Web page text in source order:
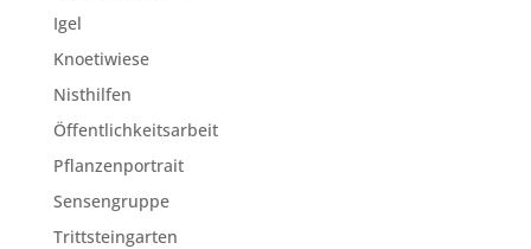
Igel
Knoetiwiese
Nisthilfen
Öffentlichkeitsarbeit
Pflanzenportrait
Sensengruppe
Trittsteingarten